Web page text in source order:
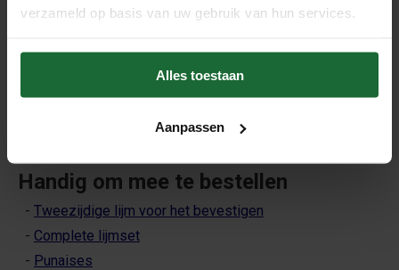
verzameld op basis van uw gebruik van hun services.
Alles toestaan
Aanpassen
- Afmetingen (lengte en breedte): 60x90 cm
- Dikte: 10 mm
- Opbouw: Massief kurk
Handig om mee te bestellen
- Tweezijdige lijm voor het bevestigen
- Complete lijmset
- Punaises